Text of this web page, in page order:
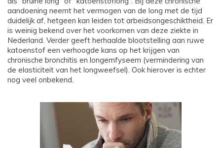
aandoening neemt het vermogen van de long met de tijd
duidelijk af, hetgeen kan leiden tot arbeidsongeschiktheid. Er
is weinig bekend over het voorkomen van deze ziekte in
Nederland. Verder geeft herhaalde blootstelling aan ruwe
katoenstof een verhoogde kans op het krijgen van
chronische bronchitis en longemfyseem (vermindering van
de elasticiteit van het longweefsel). Ook hierover is echter
nog veel onbekend.